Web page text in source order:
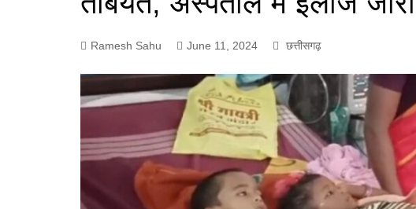
Ramesh Sahu June 11, 2024 छत्तीसगढ़